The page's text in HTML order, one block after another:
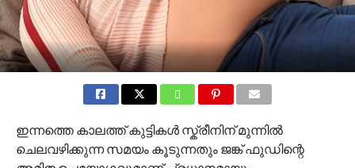
ഇന്നത്തെ കാലത്ത് കുട്ടികൾ സ്ക്രീനിന് മുന്നിൽ
ചെലവഴിക്കുന്ന സമയം കൂടുന്നതും ജങ്ക് ഫുഡിന്റെ